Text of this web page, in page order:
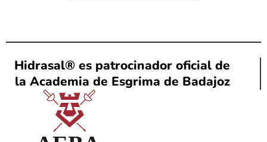
Hidrasal® es patrocinador oficial de
la Academia de Esgrima de Badajoz